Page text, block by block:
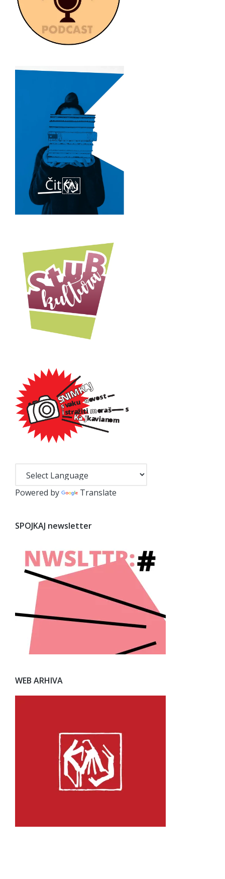
Powered by Translate
SPOJKAJ newsletter
WEB ARHIVA